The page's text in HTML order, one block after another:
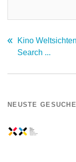
Kino
Search ...
NEUSTE GESUCHE